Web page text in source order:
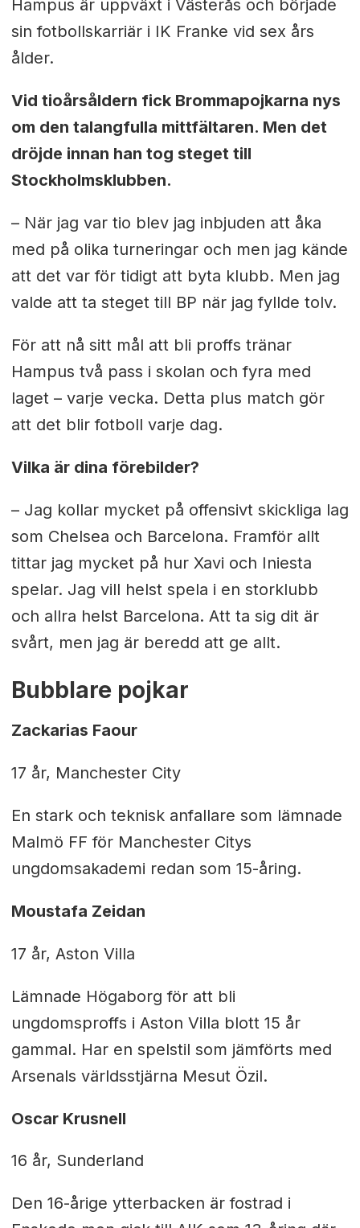
Hampus är uppväxt i Västerås och började
sin fotbollskarriär i IK Franke vid sex års
ålder.
Vid tioårsåldern fick Brommapojkarna nys
om den talangfulla mittfältaren. Men det
dröjde innan han tog steget till
Stockholmsklubben.
– När jag var tio blev jag inbjuden att åka
med på olika turneringar och men jag kände
att det var för tidigt att byta klubb. Men jag
valde att ta steget till BP när jag fyllde tolv.
För att nå sitt mål att bli proffs tränar
Hampus två pass i skolan och fyra med
laget – varje vecka. Detta plus match gör
att det blir fotboll varje dag.
Vilka är dina förebilder?
– Jag kollar mycket på offensivt skickliga lag
som Chelsea och Barcelona. Framför allt
tittar jag mycket på hur Xavi och Iniesta
spelar. Jag vill helst spela i en storklubb
och allra helst Barcelona. Att ta sig dit är
svårt, men jag är beredd att ge allt.
Bubblare pojkar
Zackarias Faour
17 år, Manchester City
En stark och teknisk anfallare som lämnade
Malmö FF för Manchester Citys
ungdomsakademi redan som 15-åring.
Moustafa Zeidan
17 år, Aston Villa
Lämnade Högaborg för att bli
ungdomsproffs i Aston Villa blott 15 år
gammal. Har en spelstil som jämförts med
Arsenals världsstjärna Mesut Özil.
Oscar Krusnell
16 år, Sunderland
Den 16-årige ytterbacken är fostrad i